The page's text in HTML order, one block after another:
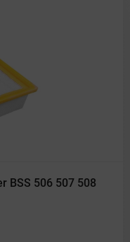
BSS 506 507 508